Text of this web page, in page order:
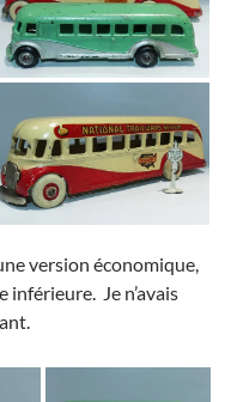
version économique,
inférieure. Je n’avais